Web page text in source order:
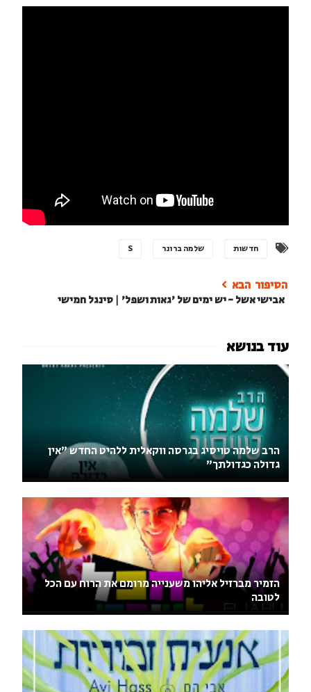
חדשות שלמה ברונר S
אבישי אשל - יש ימים של 'גאות ושפל' | סינגל חמישי
הרב שלמה טויסיג בגרסה ווקאלית ללהיט החדש "אין
גדולה כגדולתך"
הזמיר מברזיל אליהו משענייה מרומם את הרוח עם הכל
לטובה